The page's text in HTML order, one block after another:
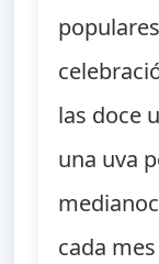
las doce
una uva
cada